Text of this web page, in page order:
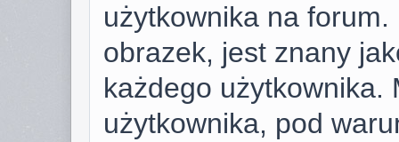
użytkownika na
obrazek, jest znany
każdego użytkownika.
użytkownika, pod